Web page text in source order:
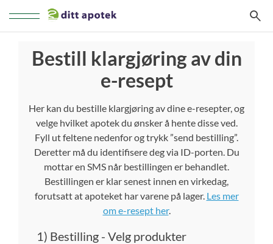
Veksle
Bestill klargjøring av din
e-resept
Her kan du bestille klargjøring av dine e-resepter, og
velge hvilket apotek du ønsker å hente disse ved.
Fyll ut feltene nedenfor og trykk ”send bestilling”.
Deretter må du identifisere deg via ID-porten. Du
mottar en SMS når bestillingen er behandlet.
Bestillingen er klar senest innen en virkedag,
forutsatt at apoteket har varene på lager. Les mer
om e-resept her.
1) Bestilling - Velg produkter